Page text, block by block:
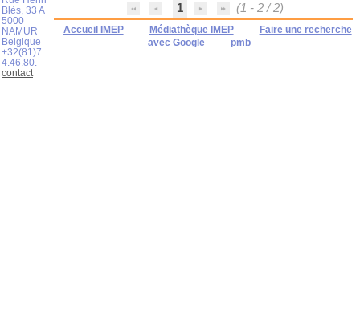
1 (1 - 2 / 2)
Accueil IMEP Médiathèque IMEP
Faire une recherche
avec Google
pmb
Blès, 33 A
5000
NAMUR
Belgique
+32(81)7
4.46.80.
contact